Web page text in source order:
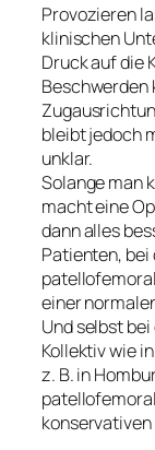
Provozieren
klinischen
Druck auf die
Beschwerden
bleibt jedoch
unklar.
Solange man
macht eine
dann alles
Patienten, bei
einer
Und selbst
Kollektiv wie
z. B. in